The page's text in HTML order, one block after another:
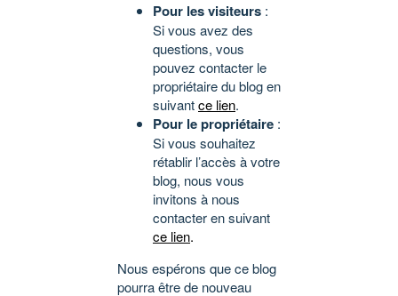
Pour les visiteurs :
Si vous avez des
questions, vous
pouvez contacter le
propriétaire du blog en
suivantce lien.
Pour le propriétaire :
Si vous souhaitez
rétablir l’accès à votre
blog, nous vous
invitons à nous
contacter en suivant
ce lien.
Nous espérons que ce blog
pourra être de nouveau